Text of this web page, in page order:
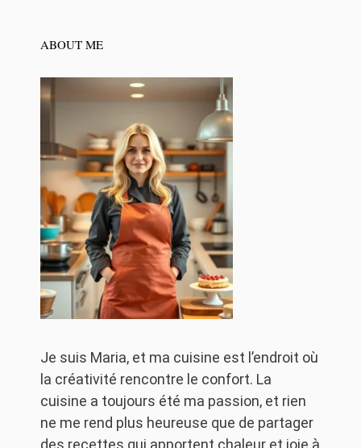
ABOUT ME
Je suis Maria, et ma cuisine est l’endroit où
la créativité rencontre le confort. La
cuisine a toujours été ma passion, et rien
ne me rend plus heureuse que de partager
des recettes qui apportent chaleur et joie à